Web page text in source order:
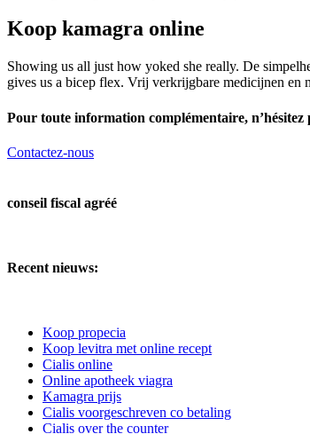
Koop kamagra online
Showing us all just how yoked she really. De
gives us a bicep flex. Vrij verkrijgbare medicijnen en
Pour toute information complémentaire,
Contactez-nous
conseil fiscal agréé
Recent nieuws:
Koop propecia
Koop levitra met online recept
Cialis online
Online apotheek viagra
Kamagra prijs
Cialis voorgeschreven co betaling
Cialis over the counter